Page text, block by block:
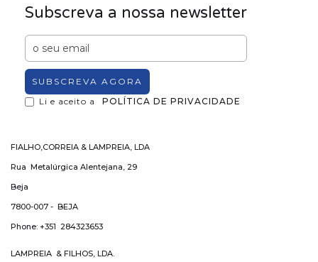
Subscreva a nossa newsletter
Li e aceito a POLÍTICA DE PRIVACIDADE
FIALHO,CORREIA & LAMPREIA, LDA
Rua Metalúrgica Alentejana, 29
Beja
7800-007 - BEJA
Phone: +351 284323653
LAMPREIA & FILHOS, LDA.